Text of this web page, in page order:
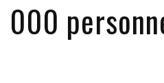
000